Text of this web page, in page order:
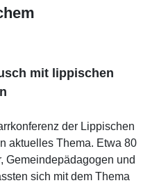
mit lippischen
der Lippischen
aktuelles Thema. Etwa 80
Gemeindepädagogen und
sich mit dem Thema